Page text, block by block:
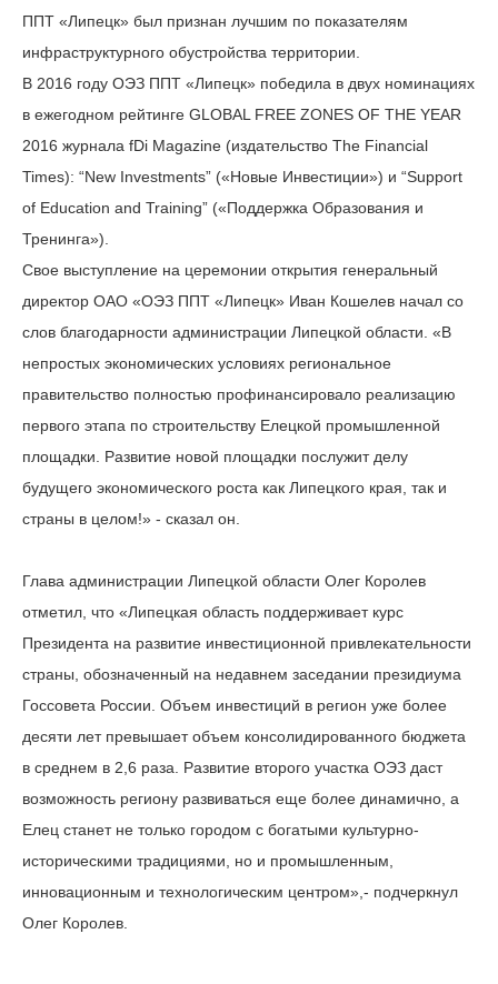
ППТ «Липецк» был признан лучшим по показателям
инфраструктурного обустройства территории.
В 2016 году ОЭЗ ППТ «Липецк» победила в двух номинациях
в ежегодном рейтинге GLOBAL FREE ZONES OF THE YEAR
2016 журнала fDi Magazine (издательство The Financial
Times): “New Investments” («Новые Инвестиции») и “Support
of Education and Training” («Поддержка Образования и
Тренинга»).
Свое выступление на церемонии открытия генеральный
директор ОАО «ОЭЗ ППТ «Липецк» Иван Кошелев начал со
слов благодарности администрации Липецкой области. «В
непростых экономических условиях региональное
правительство полностью профинансировало реализацию
первого этапа по строительству Елецкой промышленной
площадки. Развитие новой площадки послужит делу
будущего экономического роста как Липецкого края, так и
страны в целом!» - сказал он.
Глава администрации Липецкой области Олег Королев
отметил, что «Липецкая область поддерживает курс
Президента на развитие инвестиционной привлекательности
страны, обозначенный на недавнем заседании президиума
Госсовета России. Объем инвестиций в регион уже более
десяти лет превышает объем консолидированного бюджета
в среднем в 2,6 раза. Развитие второго участка ОЭЗ даст
возможность региону развиваться еще более динамично, а
Елец станет не только городом с богатыми культурно-
историческими традициями, но и промышленным,
инновационным и технологическим центром»,- подчеркнул
Олег Королев.